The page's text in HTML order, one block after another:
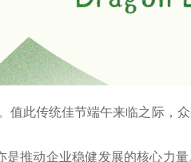
值此传统佳节端午来临之际，
推动企业稳健发展的核心力